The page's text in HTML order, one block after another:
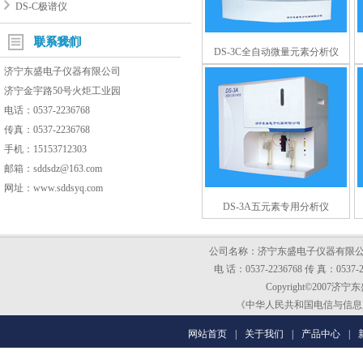
DS-C极谱仪
联系我们
济宁东盛电子仪器有限公司
济宁金宇路50号火炬工业园
电话：0537-2236768
传真：0537-2236768
手机：15153712303
邮箱：sddsdz@163.com
网址：www.sddsyq.com
DS-3C全自动微量元素分析仪
DS-3A五元素专用分析仪
公司名称：济宁东盛电子仪器有限
电 话：0537-2236768 传 真：0537-
Copyright©2007济宁
《中华人民共和国电信与信
网站首页 关于我们 产品中心